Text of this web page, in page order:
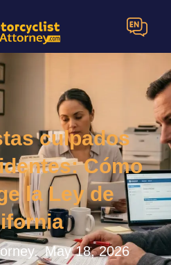
EN
culpados
Cómo
la Ley de
May 18, 2026